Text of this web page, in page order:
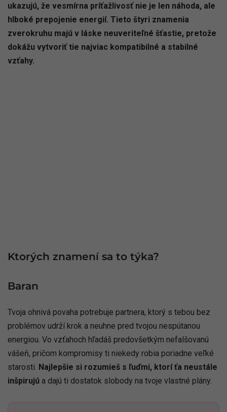
ukazujú, že vesmírna príťažlivosť nie je len náhoda, ale
hlboké prepojenie energií. Tieto štyri znamenia
zverokruhu majú v láske neuveriteľné šťastie, pretože
dokážu vytvoriť tie najviac kompatibilné a stabilné
vzťahy.
Ktorých znamení sa to týka?
Baran
Tvoja ohnivá povaha potrebuje partnera, ktorý s tebou bez
problémov udrží krok a neuhne pred tvojou nespútanou
energiou. Vo vzťahoch hľadáš predovšetkým nefalšovanú
vášeň, pričom kompromisy ti niekedy robia poriadne veľké
starosti. Najlepšie si rozumieš s ľuďmi, ktorí ťa neustále
inšpirujú a dajú ti dostatok slobody na tvoje vlastné plány.